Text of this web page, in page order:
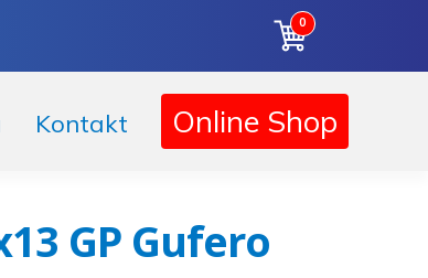
0
Kontakt Online Shop
GP Gufero